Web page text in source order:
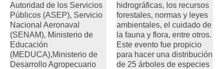
Autoridad de los Servicios
Públicos (ASEP), Servicio
Nacional Aeronaval
(SENAM), Ministerio de
Educación
(MEDUCA),Ministerio de
Desarrollo Agropecuario
hidrográficas, los recursos
forestales, normas y leyes
ambientales, el cuidado de
la fauna y flora, entre otros.
Este evento fue propicio
para hacer una distribución
de 25 árboles de especies